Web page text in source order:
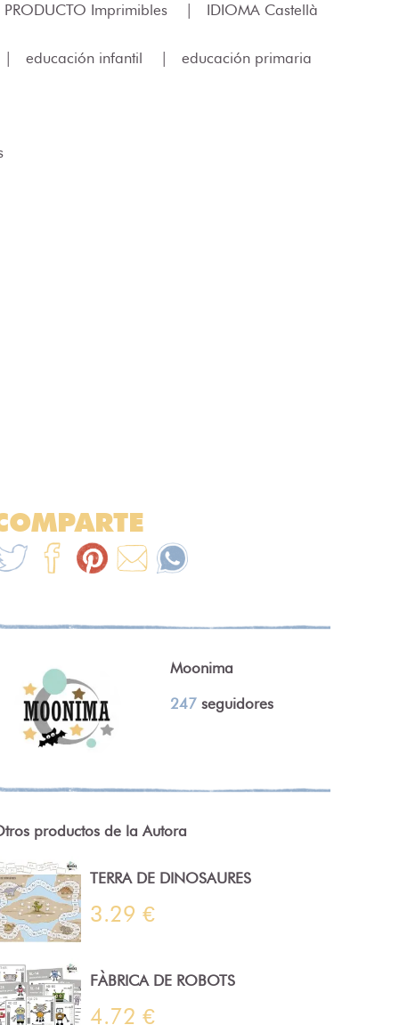
PRODUCTO Imprimibles IDIOMA Castellà
educación infantil educación primaria
Moonima
247 seguidores
productos de la Autora
TERRA DE DINOSAURES
3.29 €
FÀBRICA DE ROBOTS
4.72 €